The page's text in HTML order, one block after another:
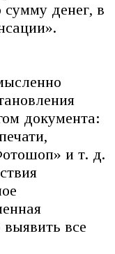
денег, в
документа:
и т. д.
выявить все